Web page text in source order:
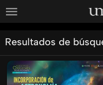
Resultados de
Ordenar por: